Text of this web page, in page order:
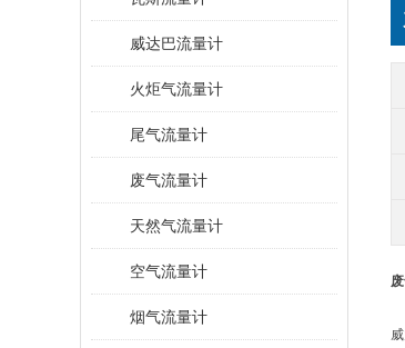
威达巴流量计
火炬气流量计
尾气流量计
废气流量计
天然气流量计
空气流量计
烟气流量计